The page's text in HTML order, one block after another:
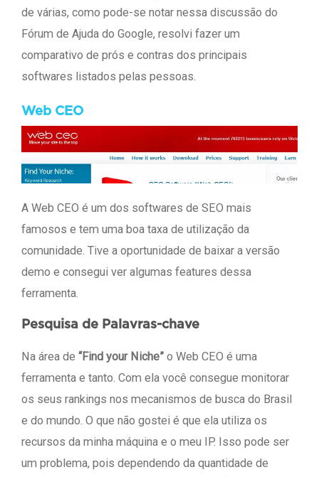
de várias, como pode-se notar nessa discussão do
Fórum de Ajuda do Google, resolvi fazer um
comparativo de prós e contras dos principais
softwares listados pelas pessoas.
Web CEO
A Web CEO é um dos softwares de SEO mais
famosos e tem uma boa taxa de utilização da
comunidade. Tive a oportunidade de baixar a versão
demo e consegui ver algumas features dessa
ferramenta.
Pesquisa de Palavras-chave
Na área de “Find your Niche” o Web CEO é uma
ferramenta e tanto. Com ela você consegue monitorar
os seus rankings nos mecanismos de busca do Brasil
e do mundo. O que não gostei é que ela utiliza os
recursos da minha máquina e o meu IP. Isso pode ser
um problema, pois dependendo da quantidade de